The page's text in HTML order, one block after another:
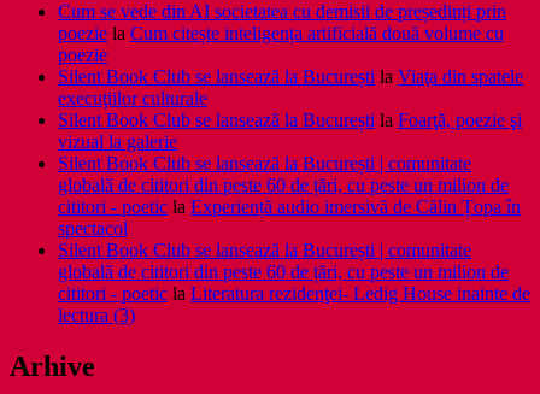
Cum se vede din AI societatea cu demisii de președinți prin
poezie la Cum citește inteligența artificială două volume cu
poezie
Silent Book Club se lansează la București la Viaţa din spatele
execuţiilor culturale
Silent Book Club se lansează la București la Foarţă, poezie şi
vizual la galerie
Silent Book Club se lansează la București | comunitate
globală de cititori din peste 60 de țări, cu peste un milion de
cititori - poetic la Experiență audio imersivă de Călin Țopa în
spectacol
Silent Book Club se lansează la București | comunitate
globală de cititori din peste 60 de țări, cu peste un milion de
cititori - poetic la Literatura rezidenţei- Ledig House inainte de
lectura (3)
Arhive